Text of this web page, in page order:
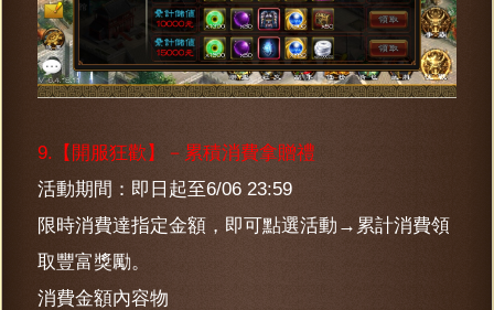
9.【開服狂歡】－累積消費拿贈禮
活動期間：即日起至6/06 23:59
限時消費達指定金額，即可點選活動→累計消費領
取豐富獎勵。
消費金額內容物